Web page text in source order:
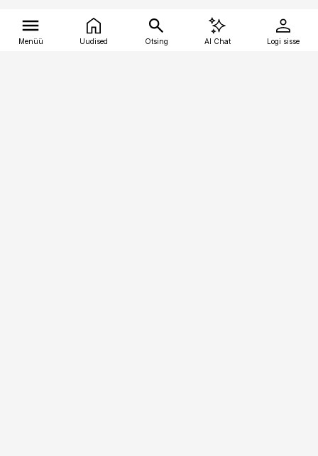
Menüü Uudised Otsing AI Chat Logi sisse